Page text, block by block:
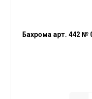
Бахрома арт. 442 №